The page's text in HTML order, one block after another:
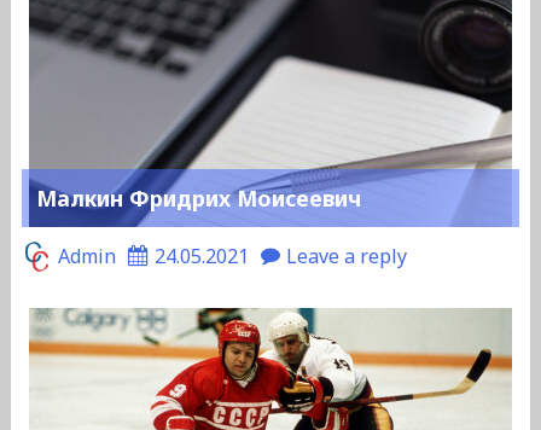
Малкин Фридрих Моисеевич
Admin 24.05.2021 Leave a reply